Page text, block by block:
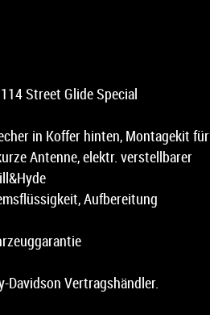
Street Glide Special
in Koffer hinten, Montagekit für
Antenne, elektr. verstellbarer
Jekill&Hyde
Aufbereitung
Davidson Vertragshändler.